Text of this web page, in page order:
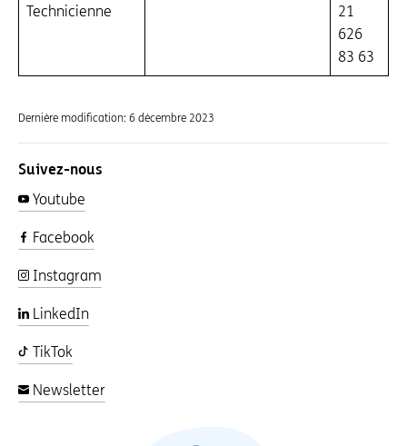
Technicienne
21
626
83 63
Dernière modification: 6 décembre 2023
Suivez-nous
Youtube
Facebook
Instagram
LinkedIn
TikTok
Newsletter